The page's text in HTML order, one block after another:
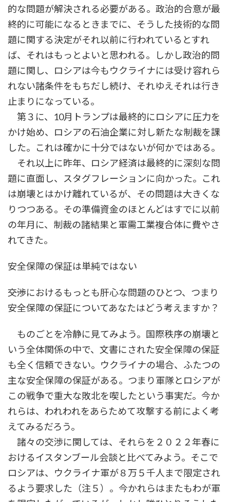
的な問題が解決される必要がある。政治的合意が最
終的に可能になるときまでに、そうした技術的な問
題に関する決定がそれ以前に行われているとすれ
ば、それはもっとよいと思われる。しかし政治的問
題に関し、ロシアは今もウクライナには受け容れら
れない諸条件をもちだし続け、それゆえそれは行き
止まりになっている。
第３に、10月トランプは最終的にロシアに圧力を
かけ始め、ロシアの石油企業に対し新たな制裁を課
した。これは確かに十分ではないが何かではある。
それ以上に昨年、ロシア経済は最終的に深刻な問
題に直面し、スタグフレーションに向かった。これ
は崩壊とはかけ離れているが、その問題は大きくな
りつつある。その準備資金のほとんどはすでに以前
の年月に、制裁の諸結果と軍需工業複合体に費やさ
れてきた。
安全保障の保証は単純ではない
――交渉におけるもっとも肝心な問題のひとつ、つまり
安全保障の保証についてあなたはどう考えますか？
ものごとを冷静に見てみよう。国際秩序の崩壊と
いう全体関係の中で、文書にされた安全保障の保証
も全く信頼できない。ウクライナの場合、ふたつの
主な安全保障の保証がある。つまり軍隊とロシアが
この戦争で重大な敗北を喫したという事実だ。今か
れらは、われわれをあらためて攻撃する前によく考
えてみるだろう。
諸々の交渉に関しては、それらを２０２２年春に
おけるイスタンブール会談と比べてみよう。そこで
ロシアは、ウクライナ軍が８万５千人まで限定され
るよう要求した（注５）。今かれらはまたもわが軍